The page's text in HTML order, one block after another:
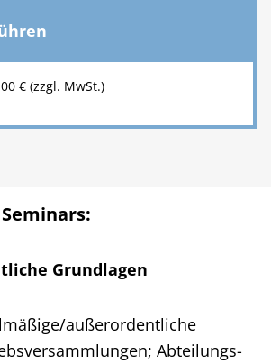
€ (zzgl. MwSt.)
Grundlagen
außerordentliche
Abteilungs-